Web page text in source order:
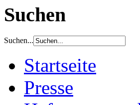
Suchen
Suchen...
Startseite
Presse